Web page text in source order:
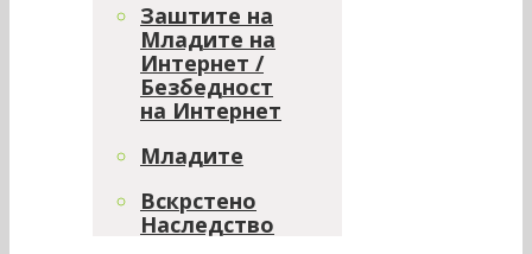
Заштите на
Младите на
Интернет /
Безбедност
на Интернет
Младите
Вскрстено
Наследство